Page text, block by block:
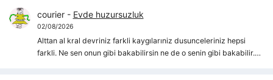
courier- Evde huzursuzluk
02/08/2026
Alttan al kral devriniz farkli kaygılarıniz dusunceleriniz hepsi
farkli. Ne sen onun gibi bakabilirsin ne de o senin gibi bakabilir.…